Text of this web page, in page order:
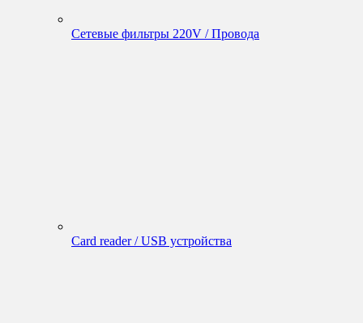
Сетевые фильтры 220V / Провода
Card reader / USB устройства